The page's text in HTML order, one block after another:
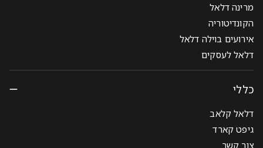
מרינה דלאל
הקונדיטוריה
אירועים בוילה דלאל
דלאל לעסקים
כללי
דלאל קלאב
גיפט קארד
צור קשר